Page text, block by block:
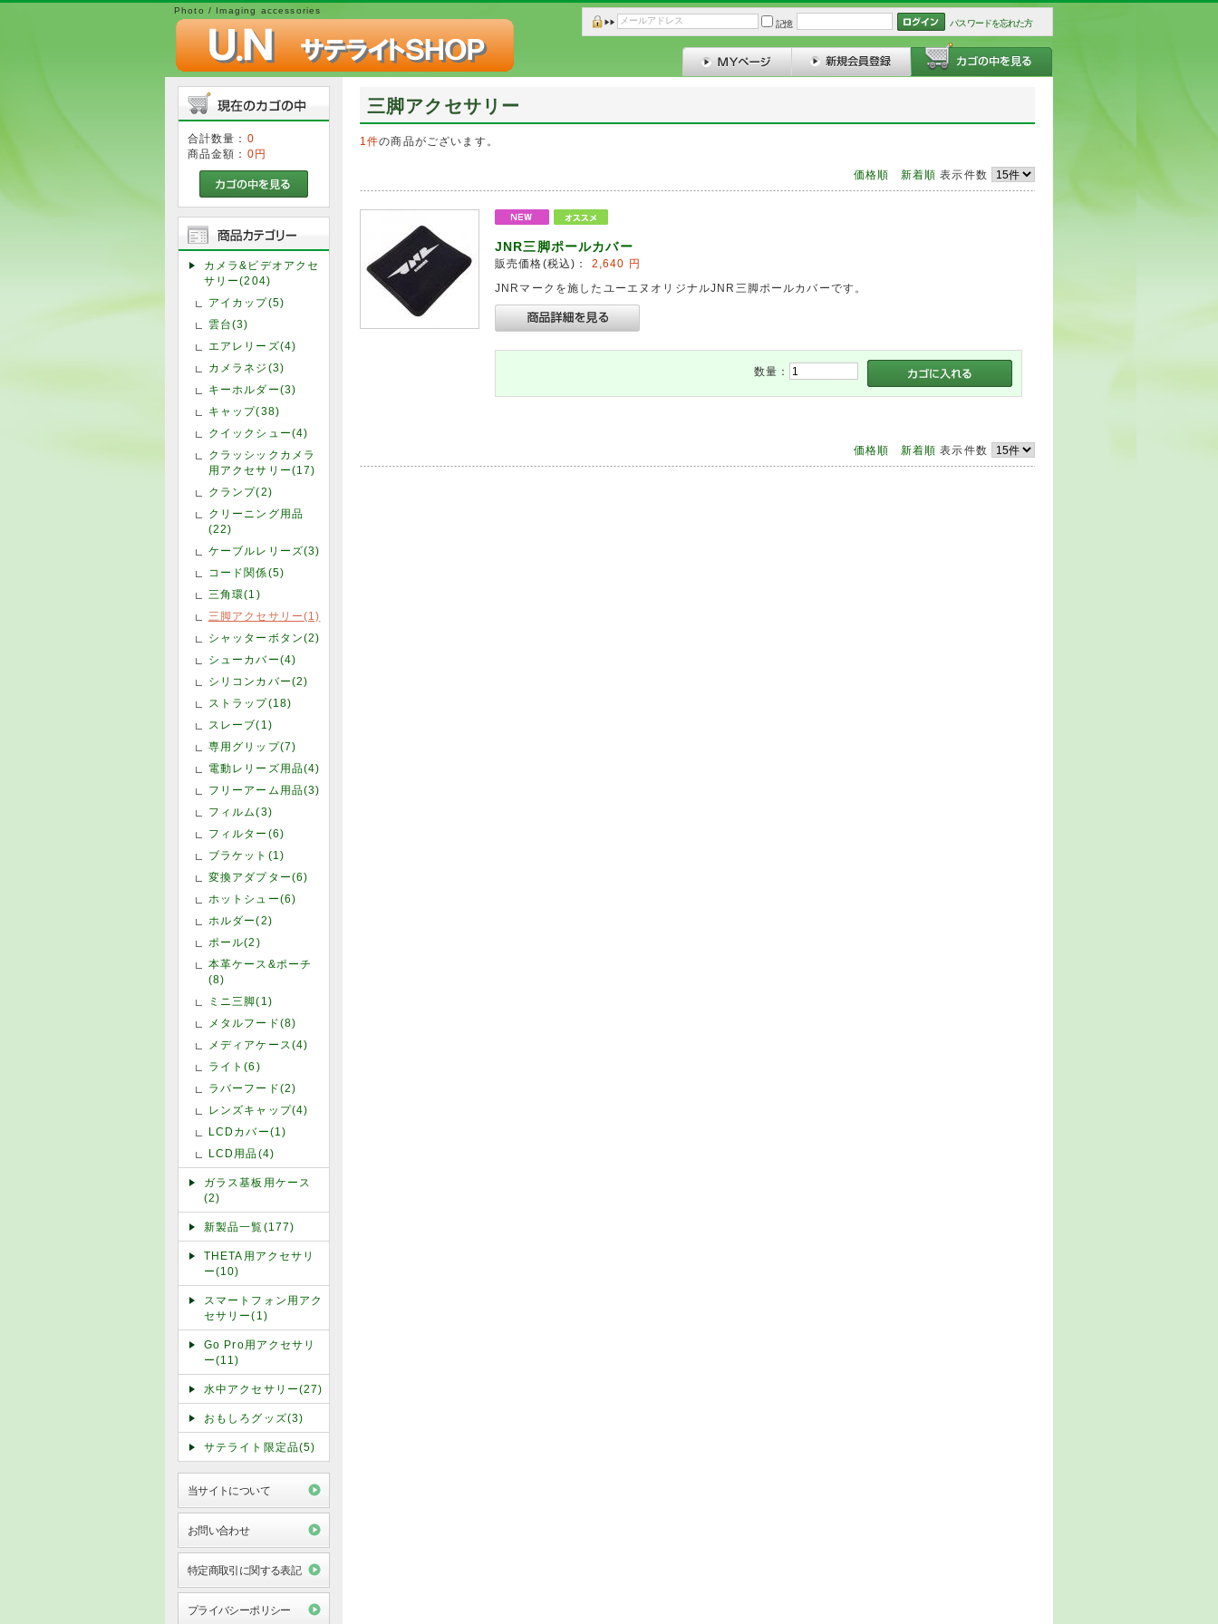
Photo / Imaging accessories
記憶
パスワードを忘れた方
合計数量： 0
商品金額： 0円
カメラ&ビデオアクセ
サリー(204)
アイカップ(5)
雲台(3)
エアレリーズ(4)
カメラネジ(3)
キーホルダー(3)
キャップ(38)
クイックシュー(4)
クラッシックカメラ
用アクセサリー(17)
クランプ(2)
クリーニング用品
(22)
ケーブルレリーズ(3)
コード関係(5)
三角環(1)
三脚アクセサリー(1)
シャッターボタン(2)
シューカバー(4)
シリコンカバー(2)
ストラップ(18)
スレーブ(1)
専用グリップ(7)
電動レリーズ用品(4)
フリーアーム用品(3)
フィルム(3)
フィルター(6)
ブラケット(1)
変換アダプター(6)
ホットシュー(6)
ホルダー(2)
ポール(2)
本革ケース&ポーチ
(8)
ミニ三脚(1)
メタルフード(8)
メディアケース(4)
ライト(6)
ラバーフード(2)
レンズキャップ(4)
LCDカバー(1)
LCD用品(4)
ガラス基板用ケース
(2)
新製品一覧(177)
THETA用アクセサリ
ー(10)
スマートフォン用アク
セサリー(1)
Go Pro用アクセサリ
ー(11)
水中アクセサリー(27)
おもしろグッズ(3)
サテライト限定品(5)
当サイトについて
お問い合わせ
特定商取引に関する表記
プライバシーポリシー
三脚アクセサリー
1件の商品がございます。
価格順 新着順 表示件数
JNR三脚ポールカバー
販売価格(税込)： 2,640 円
JNRマークを施したユーエヌオリジナルJNR三脚ポールカバーです。
数量：
価格順 新着順 表示件数